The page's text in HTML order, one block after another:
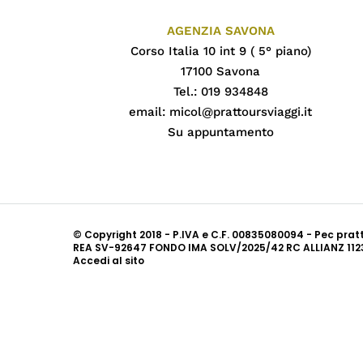
AGENZIA SAVONA
Corso Italia 10 int 9 ( 5° piano)
17100 Savona
Tel.: 019 934848
email: micol@prattoursviaggi.it
Su appuntamento
© Copyright 2018 - P.IVA e C.F. 00835080094 - Pec
REA SV-92647 FONDO IMA SOLV/2025/42 RC ALLIANZ
Accedi al sito